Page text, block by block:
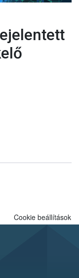
Cookie beállítások